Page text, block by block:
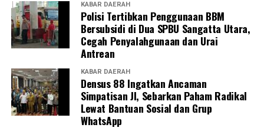
KABAR DAERAH
Polisi Tertibkan Penggunaan BBM
Bersubsidi di Dua SPBU Sangatta Utara,
Cegah Penyalahgunaan dan Urai
Antrean
KABAR DAERAH
Densus 88 Ingatkan Ancaman
Simpatisan JI, Sebarkan Paham Radikal
Lewat Bantuan Sosial dan Grup
WhatsApp